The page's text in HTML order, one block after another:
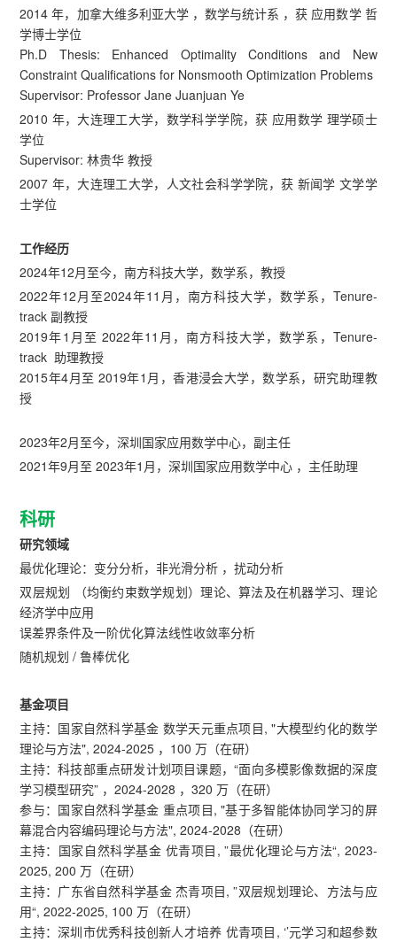
2014 年，加拿大维多利亚大学 ，数学与统计系 ，获 应用数学 哲
学博士学位
Ph.D Thesis: Enhanced Optimality Conditions and New
Constraint Qualifications for Nonsmooth Optimization Problems
Supervisor: Professor Jane Juanjuan Ye
2010 年，大连理工大学，数学科学学院，获 应用数学 理学硕士
学位
Supervisor: 林贵华 教授
2007 年，大连理工大学，人文社会科学学院，获 新闻学 文学学
士学位
工作经历
2024年12月至今，南方科技大学，数学系，教授
2022年12月至2024年11月，南方科技大学，数学系，Tenure-
track 副教授
2019年1月至 2022年11月，南方科技大学，数学系，Tenure-
track 助理教授
2015年4月至 2019年1月，香港浸会大学，数学系，研究助理教
授
2023年2月至今，深圳国家应用数学中心，副主任
2021年9月至 2023年1月，深圳国家应用数学中心 ，主任助理
科研
研究领域
最优化理论：变分分析，非光滑分析 ，扰动分析
双层规划 （均衡约束数学规划）理论、算法及在机器学习、理论
经济学中应用
误差界条件及一阶优化算法线性收敛率分析
随机规划 / 鲁棒优化
基金项目
主持：国家自然科学基金 数学天元重点项目, "大模型约化的数学
理论与方法", 2024-2025 ，100 万（在研）
主持：科技部重点研发计划项目课题，“面向多模影像数据的深度
学习模型研究” ，2024-2028 ，320 万（在研）
参与：国家自然科学基金 重点项目, "基于多智能体协同学习的屏
幕混合内容编码理论与方法", 2024-2028（在研）
主持：国家自然科学基金 优青项目, ”最优化理论与方法“, 2023-
2025, 200 万（在研）
主持：广东省自然科学基金 杰青项目, ”双层规划理论、方法与应
用“, 2022-2025, 100 万（在研）
主持：深圳市优秀科技创新人才培养 优青项目, ‘’元学习和超参数